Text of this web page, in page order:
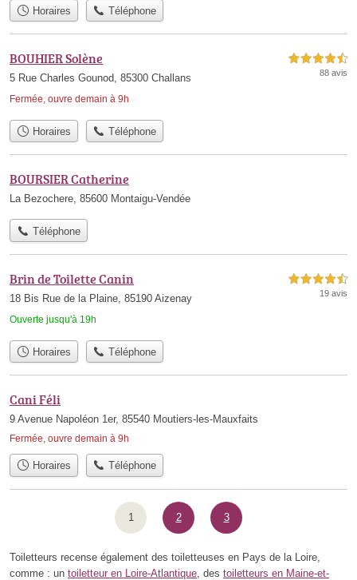
Horaires Téléphone
BOUHIER Solène
5 Rue Charles Gounod, 85300 Challans
Fermée, ouvre demain à 9h
4,5 étoiles sur 5
88 avis
Horaires Téléphone
BOURSIER Catherine
La Bezochere, 85600 Montaigu-Vendée
Téléphone
Brin de Toilette Canin
18 Bis Rue de la Plaine, 85190 Aizenay
Ouverte jusqu'à 19h
4,5 étoiles sur 5
19 avis
Horaires Téléphone
Cani Féli
9 Avenue Napoléon 1er, 85540 Moutiers-les-Mauxfaits
Fermée, ouvre demain à 9h
Horaires Téléphone
1 2 3
Toiletteurs recense également des toiletteuses en Pays de la Loire,
comme : un toiletteur en Loire-Atlantique , des toiletteurs en Maine-et-